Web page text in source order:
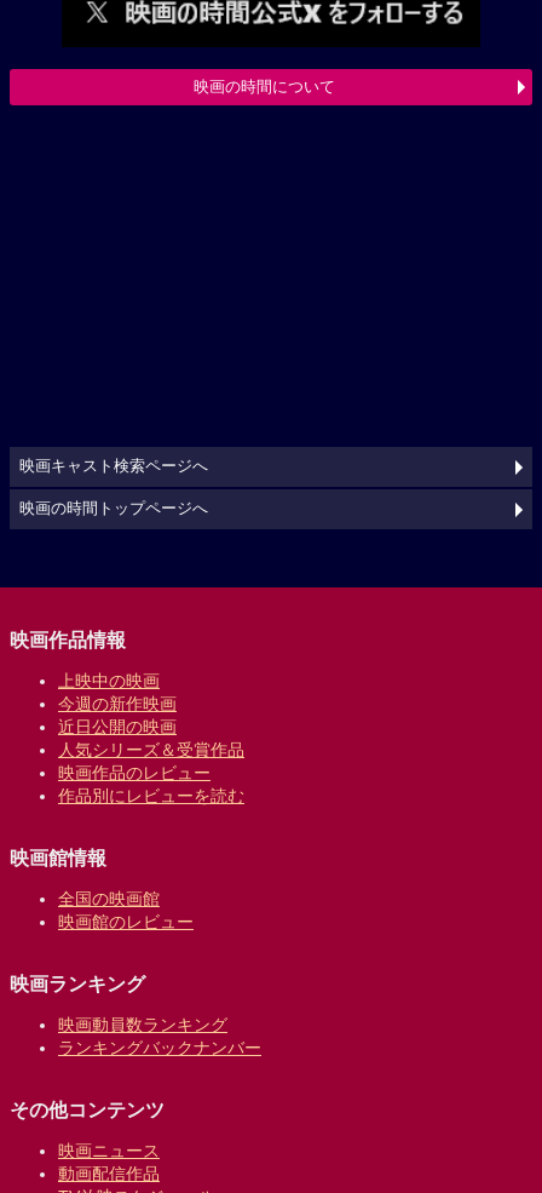
映画の時間について
映画キャスト検索ページへ
映画の時間トップページへ
映画作品情報
上映中の映画
今週の新作映画
近日公開の映画
人気シリーズ＆受賞作品
映画作品のレビュー
作品別にレビューを読む
映画館情報
全国の映画館
映画館のレビュー
映画ランキング
映画動員数ランキング
ランキングバックナンバー
その他コンテンツ
映画ニュース
動画配信作品